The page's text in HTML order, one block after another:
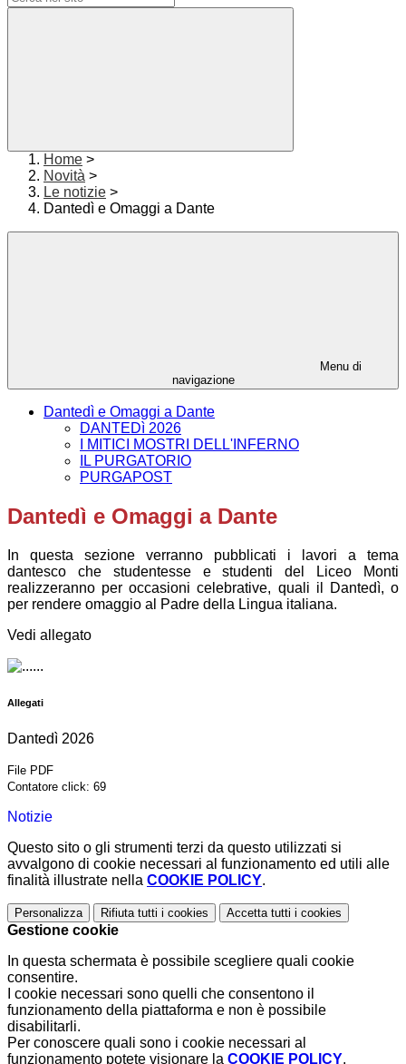
Home >
Novità >
Le notizie >
Dantedì e Omaggi a Dante
Menu di
navigazione
Dantedì e Omaggi a Dante
DANTEDì 2026
I MITICI MOSTRI DELL'INFERNO
IL PURGATORIO
PURGAPOST
Dantedì e Omaggi a Dante
In questa sezione verranno pubblicati i lavori a tema
dantesco che studentesse e studenti del Liceo Monti
realizzeranno per occasioni celebrative, quali il Dantedì, o
per rendere omaggio al Padre della Lingua italiana.
Vedi allegato
Allegati
Dantedì 2026
File PDF
Contatore click: 69
Notizie
Questo sito o gli strumenti terzi da questo utilizzati si
avvalgono di cookie necessari al funzionamento ed utili alle
finalità illustrate nella COOKIE POLICY.
Personalizza Rifiuta tutti i cookies Accetta tutti i cookies
Gestione cookie
In questa schermata è possibile scegliere quali cookie
consentire.
I cookie necessari sono quelli che consentono il
funzionamento della piattaforma e non è possibile
disabilitarli.
Per conoscere quali sono i cookie necessari al
funzionamento potete visionare la COOKIE POLICY.